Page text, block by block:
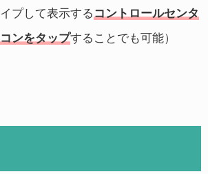
プして表示するコントロールセンタ
ンをタップすることでも可能）